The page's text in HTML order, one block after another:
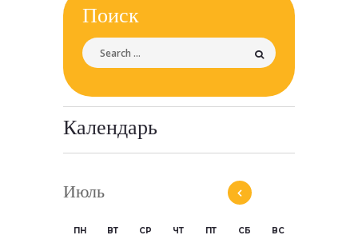
Поиск
Календарь
Июль
ПН ВТ СР ЧТ ПТ СБ ВС